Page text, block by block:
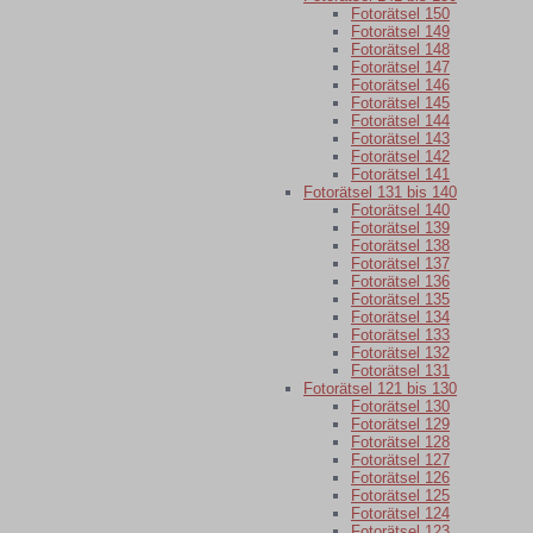
Fotorätsel 150
Fotorätsel 149
Fotorätsel 148
Fotorätsel 147
Fotorätsel 146
Fotorätsel 145
Fotorätsel 144
Fotorätsel 143
Fotorätsel 142
Fotorätsel 141
Fotorätsel 131 bis 140
Fotorätsel 140
Fotorätsel 139
Fotorätsel 138
Fotorätsel 137
Fotorätsel 136
Fotorätsel 135
Fotorätsel 134
Fotorätsel 133
Fotorätsel 132
Fotorätsel 131
Fotorätsel 121 bis 130
Fotorätsel 130
Fotorätsel 129
Fotorätsel 128
Fotorätsel 127
Fotorätsel 126
Fotorätsel 125
Fotorätsel 124